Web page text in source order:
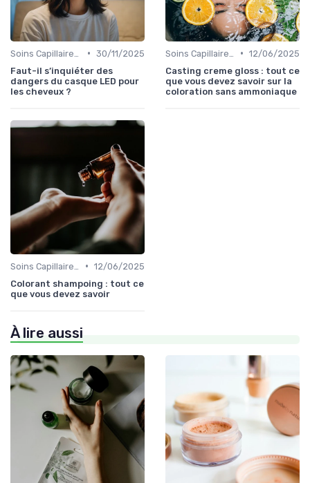
• 30/11/2025
Faut-il s’inquiéter des
dangers du casque LED pour
les cheveux ?
• 12/06/2025
Casting creme gloss : tout ce
que vous devez savoir sur la
coloration sans ammoniaque
• 12/06/2025
Colorant shampoing : tout ce
que vous devez savoir
À lire aussi